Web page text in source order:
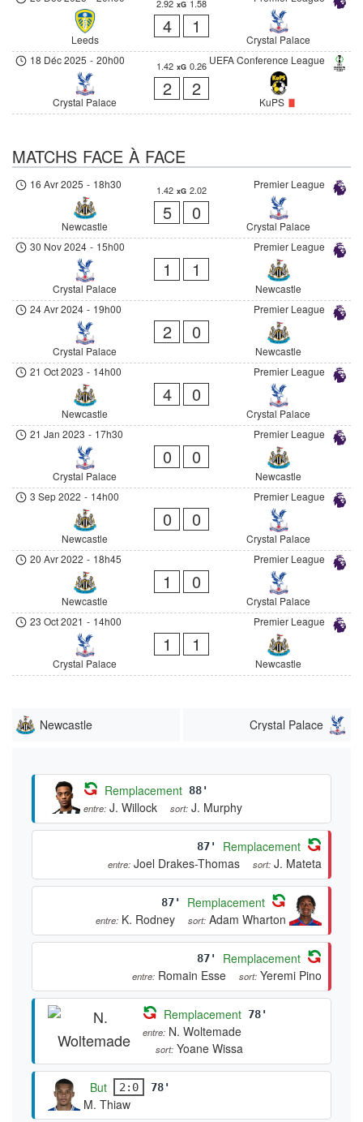
Leeds
2.92 xG 1.58
4 1
Crystal Palace
UEFA Conference League
18 Déc 2025 - 20h00
Crystal Palace
1.42 xG 0.26
2 2
KuPS
MATCHS FACE À FACE
Premier League
16 Avr 2025 - 18h30
Newcastle
1.42 xG 2.02
5 0
Crystal Palace
Premier League
30 Nov 2024 - 15h00
Crystal Palace
1 1
Newcastle
Premier League
24 Avr 2024 - 19h00
Crystal Palace
2 0
Newcastle
Premier League
21 Oct 2023 - 14h00
Newcastle
4 0
Crystal Palace
Premier League
21 Jan 2023 - 17h30
Crystal Palace
0 0
Newcastle
Premier League
3 Sep 2022 - 14h00
Newcastle
0 0
Crystal Palace
Premier League
20 Avr 2022 - 18h45
Newcastle
1 0
Crystal Palace
Premier League
23 Oct 2021 - 14h00
Crystal Palace
1 1
Newcastle
Newcastle Crystal Palace
Remplacement 88'
entre: J. Willock sort: J. Murphy
87' Remplacement
entre: Joel Drakes-Thomas sort: J. Mateta
87' Remplacement
entre: K. Rodney sort: Adam Wharton
87' Remplacement
entre: Romain Esse sort: Yeremi Pino
Remplacement 78'
entre: N. Woltemade
sort: Yoane Wissa
But 2:0 78'
M. Thiaw